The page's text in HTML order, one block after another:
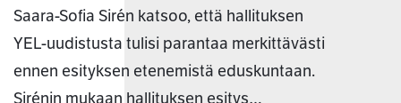
Saara-Sofia Sirén katsoo, että hallituksen
YEL-uudistusta tulisi parantaa merkittävästi
ennen esityksen etenemistä eduskuntaan.
Sirénin mukaan hallituksen esitys…